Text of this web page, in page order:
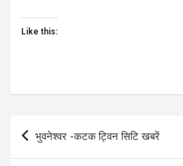
Like this:
Post
navigation
भुवनेश्वर -कटक ट्विन सिटि खबरें